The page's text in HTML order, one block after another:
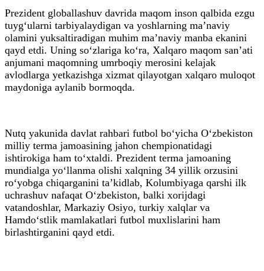
Prezident globallashuv davrida maqom inson qalbida ezgu
tuyg‘ularni tarbiyalaydigan va yoshlarning ma’naviy
olamini yuksaltiradigan muhim ma’naviy manba ekanini
qayd etdi. Uning so‘zlariga ko‘ra, Xalqaro maqom san’ati
anjumani maqomning umrboqiy merosini kelajak
avlodlarga yetkazishga xizmat qilayotgan xalqaro muloqot
maydoniga aylanib bormoqda.
Nutq yakunida davlat rahbari futbol bo‘yicha O‘zbekiston
milliy terma jamoasining jahon chempionatidagi
ishtirokiga ham to‘xtaldi. Prezident terma jamoaning
mundialga yo‘llanma olishi xalqning 34 yillik orzusini
ro‘yobga chiqarganini ta’kidlab, Kolumbiyaga qarshi ilk
uchrashuv nafaqat O‘zbekiston, balki xorijdagi
vatandoshlar, Markaziy Osiyo, turkiy xalqlar va
Hamdo‘stlik mamlakatlari futbol muxlislarini ham
birlashtirganini qayd etdi.